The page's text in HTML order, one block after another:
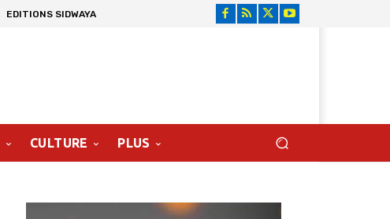
EDITIONS SIDWAYA
CULTURE PLUS